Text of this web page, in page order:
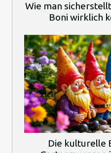
Wie man
Boni wirklich
Die kulturelle